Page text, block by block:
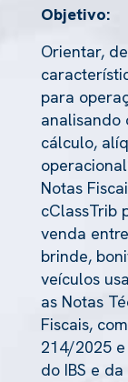
Objetivo:
Orientar,
para
analisando
cálculo,
Notas
cClassTrib
venda
brinde,
veículos
as Notas
Fiscais,
214/2025
do IBS e da